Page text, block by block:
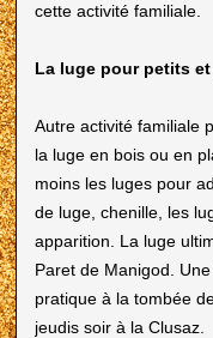
cette activité familiale.
La luge pour petits
Autre activité familiale
la luge en bois ou en
moins les luges pour
de luge, chenille, les
apparition. La luge
Paret de Manigod.
pratique à la tombée
jeudis soir à la Clusaz.